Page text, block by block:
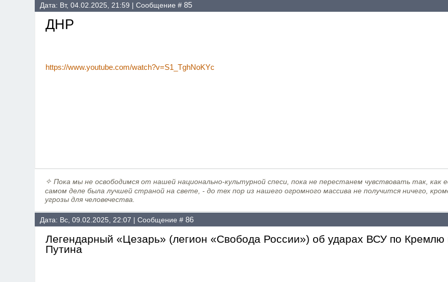
Дата: Вт, 04.02.2025, 21:59 | Сообщение #85
ДНР
https://www.youtube.com/watch?v=S1_TghNoKYc
✧Пока мы не освободимся от нашей национально-культурной спеси, пока не перестанем чувствовать так, как
самом деле была лучшей страной на свете, - до тех пор из нашего огромного массива не получится ничего,
угрозы для человечества.
Дата: Вс, 09.02.2025, 22:07 | Сообщение #86
Легендарный «Цезарь» (легион «Свобода России») об ударах ВСУ по Кремлю
Путина